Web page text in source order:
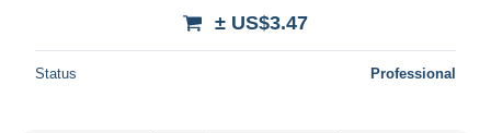
Seller's residence
± US$3.47
Status Professional